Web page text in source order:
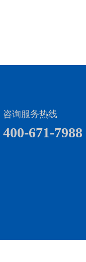
咨询服务热线
400-671-7988